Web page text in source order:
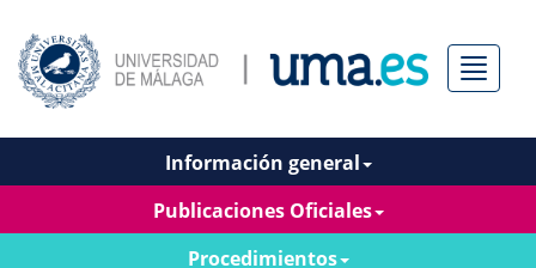
Menú
Información general
Publicaciones Oficiales
Procedimientos